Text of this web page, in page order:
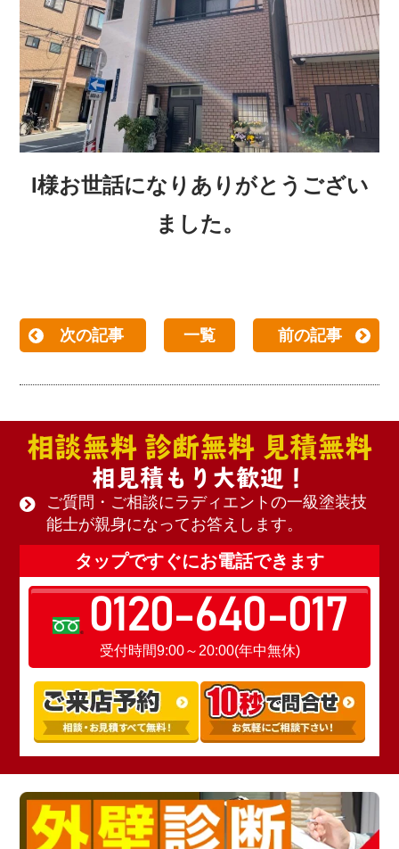
I様お世話になりありがとうござい
ました。
次の記事 一覧 前の記事
相談無料 診断無料 見積無料
相見積もり大歓迎！
ご質問・ご相談にラディエントの一級塗装技
能士が親身になってお答えします。
タップですぐにお電話できます
0120-640-017
受付時間9:00～20:00(年中無休)